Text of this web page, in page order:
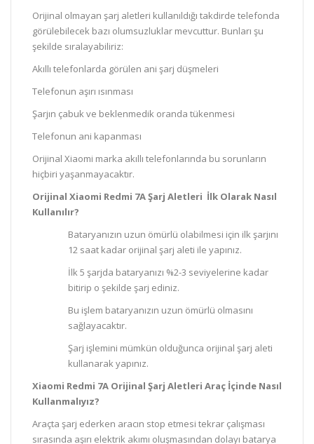
Orijinal olmayan şarj aletleri kullanıldığı takdirde telefonda
görülebilecek bazı olumsuzluklar mevcuttur. Bunları şu
şekilde sıralayabiliriz:
Akıllı telefonlarda görülen ani şarj düşmeleri
Telefonun aşırı ısınması
Şarjın çabuk ve beklenmedik oranda tükenmesi
Telefonun ani kapanması
Orijinal Xiaomi marka akıllı telefonlarında bu sorunların
hiçbiri yaşanmayacaktır.
Orijinal Xiaomi Redmi 7A Şarj Aletleri İlk Olarak Nasıl
Kullanılır?
Bataryanızın uzun ömürlü olabilmesi için ilk şarjını
12 saat kadar orijinal şarj aleti ile yapınız.
İlk 5 şarjda bataryanızı %2-3 seviyelerine kadar
bitirip o şekilde şarj ediniz.
Bu işlem bataryanızın uzun ömürlü olmasını
sağlayacaktır.
Şarj işlemini mümkün olduğunca orijinal şarj aleti
kullanarak yapınız.
Xiaomi Redmi 7A Orijinal Şarj Aletleri Araç İçinde Nasıl
Kullanmalıyız?
Araçta şarj ederken aracın stop etmesi tekrar çalışması
sırasında aşırı elektrik akımı oluşmasından dolayı batarya